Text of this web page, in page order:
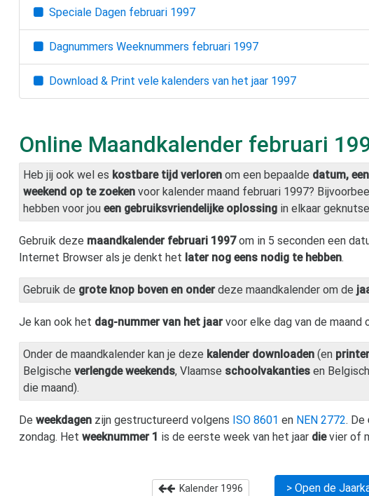
Speciale Dagen februari 1997
Dagnummers Weeknummers februari 1997
Download & Print vele kalenders van het jaar 1997
Online Maandkalender februari
Heb jij ook wel es kostbare tijd verloren om een bepaalde datum,
weekend op te zoeken voor kalender maand februari 1997?
hebben voor jou een gebruiksvriendelijke oplossing in elkaar
Gebruik deze maandkalender februari 1997om in 5 seconden een
Internet Browser als je denkt het later nog eens nodig te hebben.
Gebruik de grote knop boven en onderdeze maandkalender om de
Je kan ook het dag-nummer van het jaarvoor elke dag van de maand
Onder de maandkalender kan je deze kalender downloaden (en
Belgische verlengde weekends, Vlaamse schoolvakanties en
die maand).
De weekdagen zijn gestructureerd volgens ISO 8601 en NEN 2772. De
zondag. Het weeknummer 1 is de eerste week van het jaar dievier of
Kalender 1996 > Open de